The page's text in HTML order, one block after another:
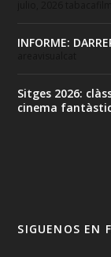
INFORME:
Sitges 2026:
cinema
SIGUENOS EN